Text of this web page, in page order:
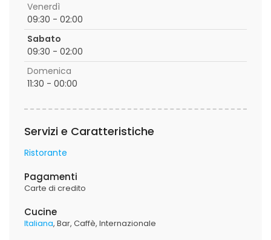
Venerdì
09:30 - 02:00
Sabato
09:30 - 02:00
Domenica
11:30 - 00:00
Servizi e Caratteristiche
Ristorante
Pagamenti
Carte di credito
Cucine
Italiana Bar Caffè Internazionale